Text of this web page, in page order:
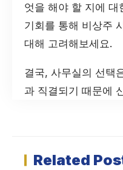
엇을 해야 할 지에 대
기회를 통해 비상주
대해 고려해보세요.
결국, 사무실의 선택
과 직결되기 때문에
Related